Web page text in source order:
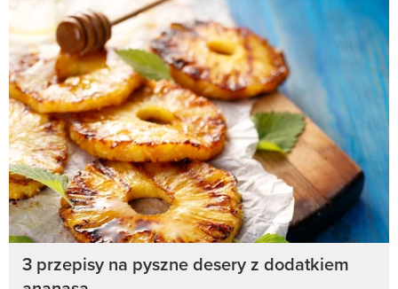
3 przepisy na pyszne desery z dodatkiem